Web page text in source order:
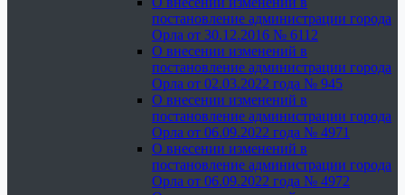
постановление администрации города
Орла от 30.12.2016 № 6112
О внесении изменений в
постановление администрации города
Орла от 02.03.2022 года № 945
О внесении изменений в
постановление администрации города
Орла от 06.09.2022 года № 4971
О внесении изменений в
постановление администрации города
Орла от 06.09.2022 года № 4972